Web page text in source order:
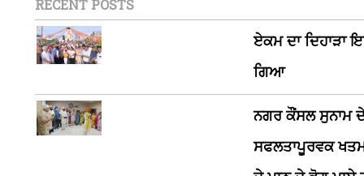
RECENT POSTS
ਏਕਮ ਦਾ ਦਿਹਾੜਾ
ਗਿਆ
ਨਗਰ ਕੌਂਸਲ ਸੁਨਾਮ ਦੇ
ਸਫਲਤਾਪੂਰਵਕ ਖਤਮ